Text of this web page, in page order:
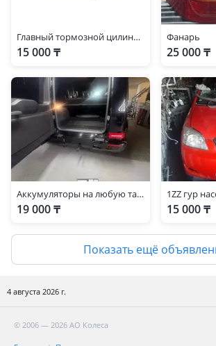
Главный тормозной цилиндр Toyota Corolla, Тайота Каролла
15 000 ₸
Фанарь
25 000 ₸
Аккумуляторы на любую тайоту
19 000 ₸
1ZZ гур
15 000 ₸
Показать ещё
4 августа 2026 г.
© 2006 — 2026 АО Колеса